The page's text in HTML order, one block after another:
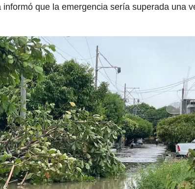
informó que la emergencia sería superada una